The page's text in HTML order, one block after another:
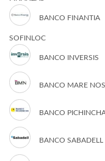
BANCO FINANTIA
SOFINLOC
BANCO INVERSIS
BANCO MARE
BANCO
BANCO SABADELL